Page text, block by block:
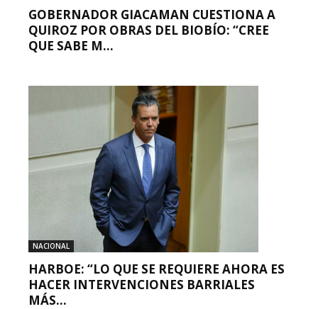
GOBERNADOR GIACAMAN CUESTIONA A
QUIROZ POR OBRAS DEL BIOBÍO: “CREE
QUE SABE M...
NACIONAL
HARBOE: “LO QUE SE REQUIERE AHORA ES
HACER INTERVENCIONES BARRIALES
MÁS...